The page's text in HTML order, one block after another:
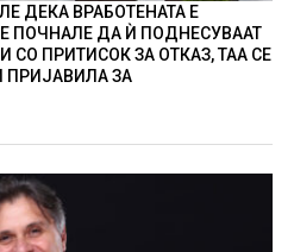
ДЕКА ВРАБОТЕНАТА Е
ПОЧНАЛЕ ДА Ѝ ПОДНЕСУВААТ
ПРИТИСОК ЗА ОТКАЗ, ТАА СЕ
ПРИЈАВИЛА ЗА